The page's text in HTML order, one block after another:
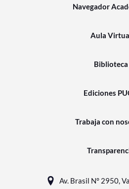
Navegador
Aula
Biblioteca
Ediciones
Trabaja con
Av. Brasil N° 2950,